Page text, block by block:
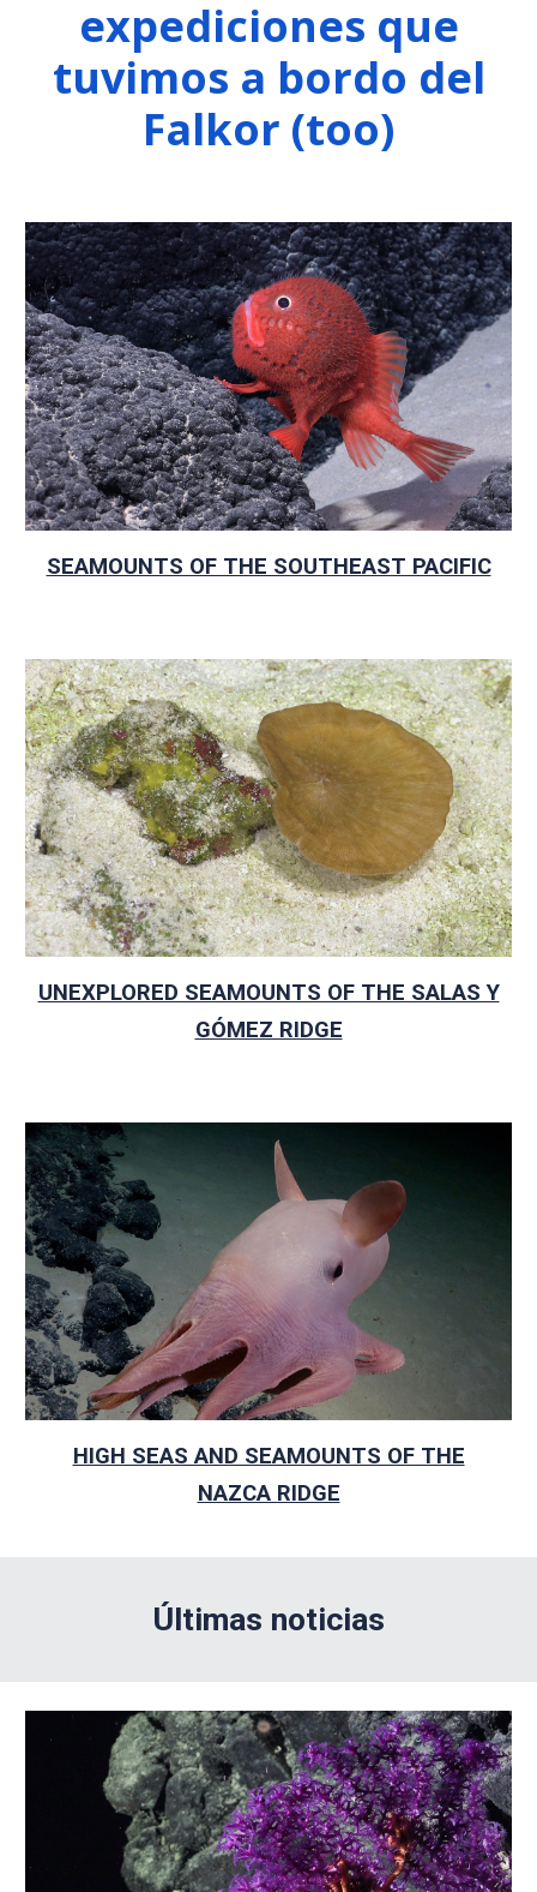
expediciones que
tuvimos a bordo del
Falkor (too)
SEAMOUNTS OF THE SOUTHEAST PACIFIC
UNEXPLORED SEAMOUNTS OF THE SALAS Y
GÓMEZ RIDGE
HIGH SEAS AND SEAMOUNTS OF THE
NAZCA RIDGE
Últimas noticias